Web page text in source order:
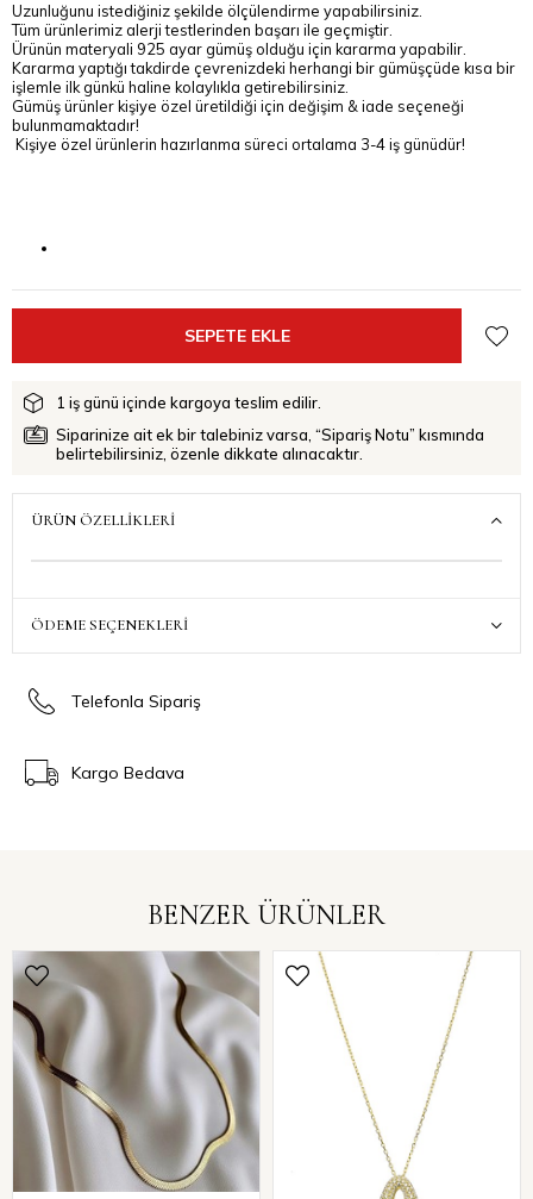
Uzunluğunu istediğiniz şekilde ölçülendirme yapabilirsiniz.
Tüm ürünlerimiz alerji testlerinden başarı ile geçmiştir.
Ürünün materyali 925 ayar gümüş olduğu için kararma yapabilir.
Kararma yaptığı takdirde çevrenizdeki herhangi bir gümüşçüde kısa bir
işlemle ilk günkü haline kolaylıkla getirebilirsiniz.
Gümüş ürünler kişiye özel üretildiği için değişim & iade seçeneği
bulunmamaktadır!
Kişiye özel ürünlerin hazırlanma süreci ortalama 3-4 iş günüdür!
1 iş günü içinde kargoya teslim edilir.
Siparinize ait ek bir talebiniz varsa, “Sipariş Notu” kısmında
belirtebilirsiniz, özenle dikkate alınacaktır.
ÜRÜN ÖZELLIKLERI
ÖDEME SEÇENEKLERI
Telefonla Sipariş
Kargo Bedava
BENZER ÜRÜNLER